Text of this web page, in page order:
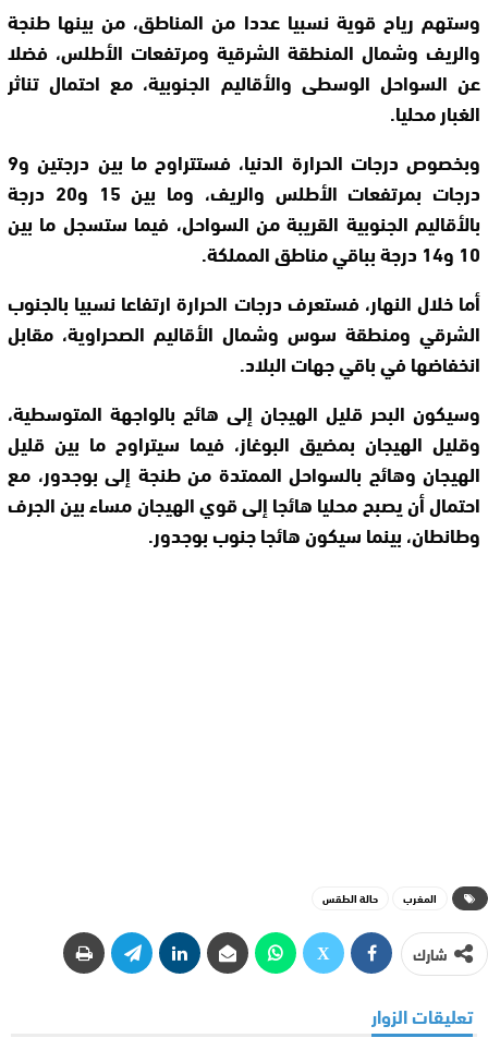
وستهم رياح قوية نسبيا عددا من المناطق، من بينها طنجة
والريف وشمال المنطقة الشرقية ومرتفعات الأطلس، فضلا
عن السواحل الوسطى والأقاليم الجنوبية، مع احتمال تناثر
الغبار محليا.
وبخصوص درجات الحرارة الدنيا، فستتراوح ما بين درجتين و9
درجات بمرتفعات الأطلس والريف، وما بين 15 و20 درجة
بالأقاليم الجنوبية القريبة من السواحل، فيما ستسجل ما بين
10 و14 درجة بباقي مناطق المملكة.
أما خلال النهار، فستعرف درجات الحرارة ارتفاعا نسبيا بالجنوب
الشرقي ومنطقة سوس وشمال الأقاليم الصحراوية، مقابل
انخفاضها في باقي جهات البلاد.
وسيكون البحر قليل الهيجان إلى هائج بالواجهة المتوسطية،
وقليل الهيجان بمضيق البوغاز، فيما سيتراوح ما بين قليل
الهيجان وهائج بالسواحل الممتدة من طنجة إلى بوجدور، مع
احتمال أن يصبح محليا هائجا إلى قوي الهيجان مساء بين الجرف
وطانطان، بينما سيكون هائجا جنوب بوجدور.
المغرب حالة الطقس
شارك
تعليقات الزوار